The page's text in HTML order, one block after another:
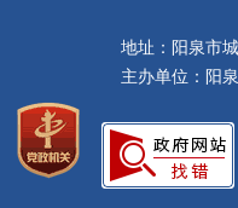
地址：阳泉
主办单位：